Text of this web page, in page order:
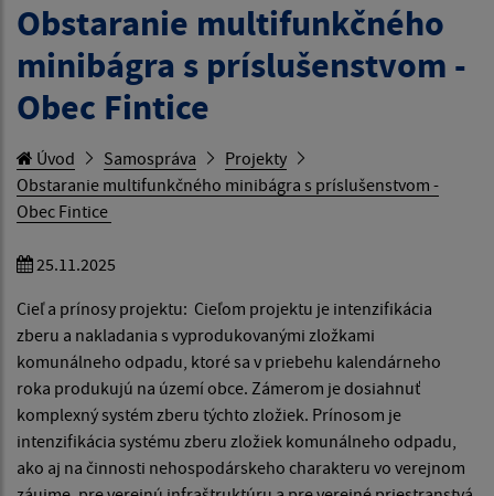
Obstaranie multifunkčného
minibágra s príslušenstvom -
Obec Fintice
Úvod Samospráva
Projekty
Obstaranie multifunkčného minibágra s príslušenstvom -
Obec Fintice
25.11.2025
Cieľ a prínosy projektu: Cieľom projektu je intenzifikácia
zberu a nakladania s vyprodukovanými zložkami
komunálneho odpadu, ktoré sa v priebehu kalendárneho
roka produkujú na území obce. Zámerom je dosiahnuť
komplexný systém zberu týchto zložiek. Prínosom je
intenzifikácia systému zberu zložiek komunálneho odpadu,
ako aj na činnosti nehospodárskeho charakteru vo verejnom